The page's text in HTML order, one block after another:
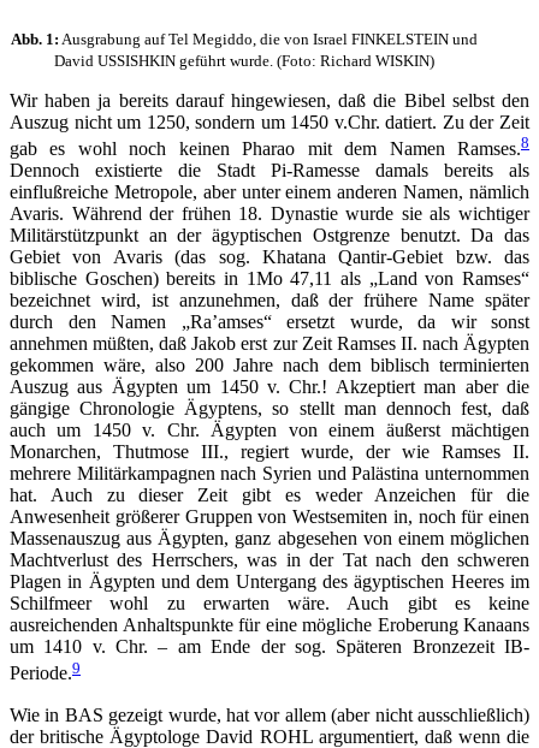
Abb. 1: Ausgrabung auf Tel Megiddo, die von Israel FINKELSTEIN und
David USSISHKIN geführt wurde. (Foto: Richard WISKIN)
Wir haben ja bereits darauf hingewiesen, daß die Bibel selbst den
Auszug nicht um 1250, sondern um 1450 v.Chr. datiert. Zu der Zeit
gab es wohl noch keinen Pharao mit dem Namen Ramses.8
Dennoch existierte die Stadt Pi-Ramesse damals bereits als
einflußreiche Metropole, aber unter einem anderen Namen, nämlich
Avaris. Während der frühen 18. Dynastie wurde sie als wichtiger
Militärstützpunkt an der ägyptischen Ostgrenze benutzt. Da das
Gebiet von Avaris (das sog. Khatana Qantir-Gebiet bzw. das
biblische Goschen) bereits in 1Mo 47,11 als „Land von Ramses“
bezeichnet wird, ist anzunehmen, daß der frühere Name später
durch den Namen „Ra’amses“ ersetzt wurde, da wir sonst
annehmen müßten, daß Jakob erst zur Zeit Ramses II. nach Ägypten
gekommen wäre, also 200 Jahre nach dem biblisch terminierten
Auszug aus Ägypten um 1450 v. Chr.! Akzeptiert man aber die
gängige Chronologie Ägyptens, so stellt man dennoch fest, daß
auch um 1450 v. Chr. Ägypten von einem äußerst mächtigen
Monarchen, Thutmose III., regiert wurde, der wie Ramses II.
mehrere Militärkampagnen nach Syrien und Palästina unternommen
hat. Auch zu dieser Zeit gibt es weder Anzeichen für die
Anwesenheit größerer Gruppen von Westsemiten in, noch für einen
Massenauszug aus Ägypten, ganz abgesehen von einem möglichen
Machtverlust des Herrschers, was in der Tat nach den schweren
Plagen in Ägypten und dem Untergang des ägyptischen Heeres im
Schilfmeer wohl zu erwarten wäre. Auch gibt es keine
ausreichenden Anhaltspunkte für eine mögliche Eroberung Kanaans
um 1410 v. Chr. – am Ende der sog. Späteren Bronzezeit IB-
Periode.9
Wie in BAS gezeigt wurde, hat vor allem (aber nicht ausschließlich)
der britische Ägyptologe David ROHL argumentiert, daß wenn die